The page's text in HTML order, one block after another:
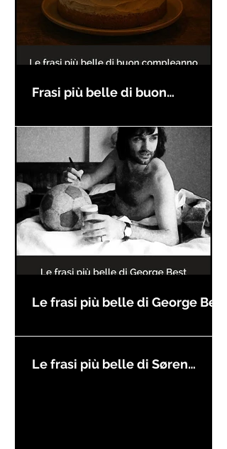
Frasi più belle di buon
Le frasi più belle di George Best
Le frasi più belle di Søren